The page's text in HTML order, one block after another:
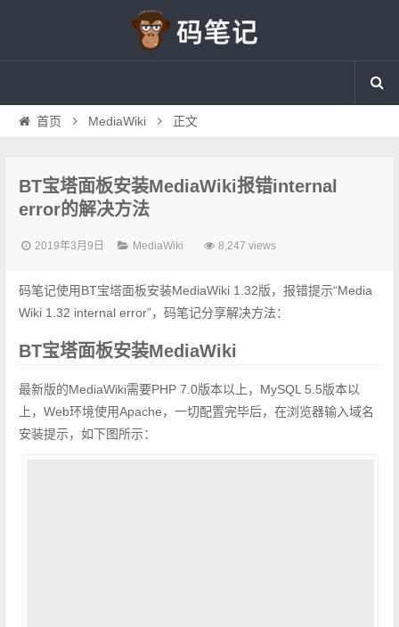
首页 MediaWiki 正文
BT宝塔面板安装MediaWiki报错internal
error的解决方法
2019年3月9日 MediaWiki 8,247 views
码笔记使用BT宝塔面板安装MediaWiki 1.32版，报错提示“Media
Wiki 1.32 internal error”，码笔记分享解决方法：
BT宝塔面板安装MediaWiki
最新版的MediaWiki需要PHP 7.0版本以上，MySQL 5.5版本以
上，Web环境使用Apache，一切配置完毕后，在浏览器输入域名
安装提示，如下图所示：